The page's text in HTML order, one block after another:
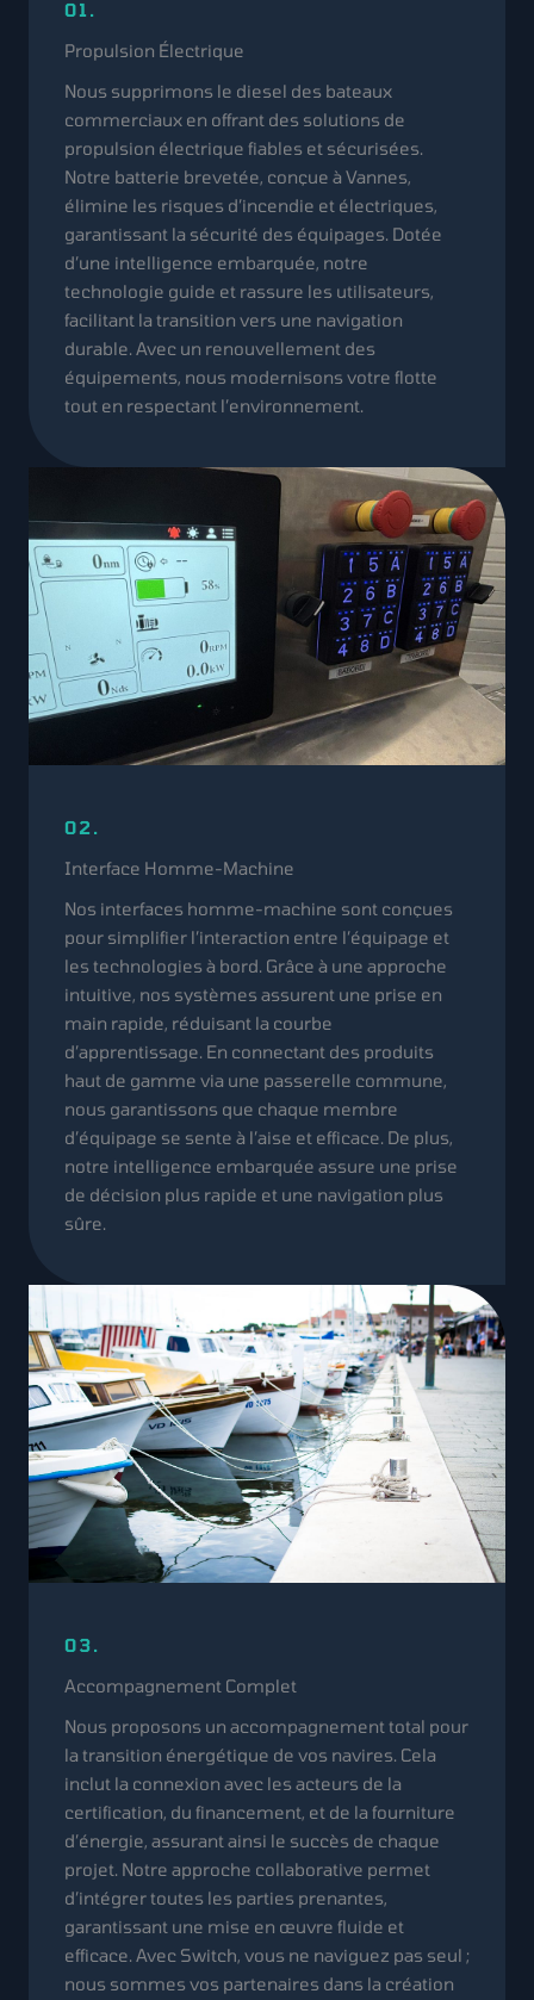
01.
Propulsion Électrique
Nous supprimons le diesel des bateaux
commerciaux en offrant des solutions de
propulsion électrique fiables et sécurisées.
Notre batterie brevetée, conçue à Vannes,
élimine les risques d’incendie et électriques,
garantissant la sécurité des équipages. Dotée
d’une intelligence embarquée, notre
technologie guide et rassure les utilisateurs,
facilitant la transition vers une navigation
durable. Avec un renouvellement des
équipements, nous modernisons votre flotte
tout en respectant l’environnement.
02.
Interface Homme-Machine
Nos interfaces homme-machine sont conçues
pour simplifier l’interaction entre l’équipage et
les technologies à bord. Grâce à une approche
intuitive, nos systèmes assurent une prise en
main rapide, réduisant la courbe
d’apprentissage. En connectant des produits
haut de gamme via une passerelle commune,
nous garantissons que chaque membre
d’équipage se sente à l’aise et efficace. De plus,
notre intelligence embarquée assure une prise
de décision plus rapide et une navigation plus
sûre.
03.
Accompagnement Complet
Nous proposons un accompagnement total pour
la transition énergétique de vos navires. Cela
inclut la connexion avec les acteurs de la
certification, du financement, et de la fourniture
d’énergie, assurant ainsi le succès de chaque
projet. Notre approche collaborative permet
d’intégrer toutes les parties prenantes,
garantissant une mise en œuvre fluide et
efficace. Avec Switch, vous ne naviguez pas seul ;
nous sommes vos partenaires dans la création